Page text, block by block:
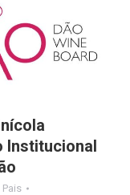
Institucional
Pais